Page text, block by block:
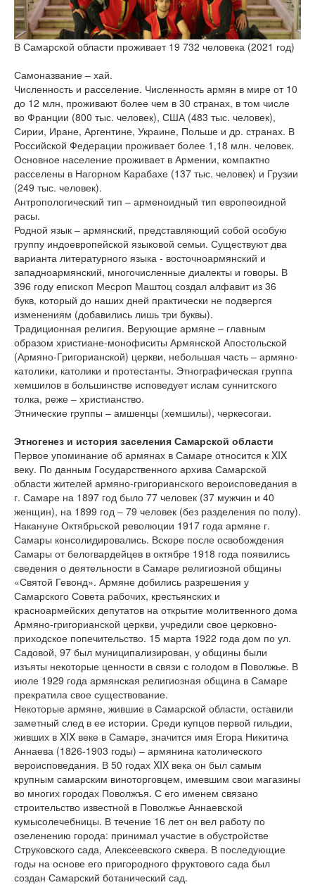
версии сайта
В Самарской области проживает 19 732 человека (2021 год)
Самоназвание – хай.
Численность и расселение. Численность армян в мире от 10
до 12 млн, проживают более чем в 30 странах, в том числе
во Франции (800 тыс. человек), США (483 тыс. человек),
Сирии, Иране, Аргентине, Украине, Польше и др. странах. В
Российской Федерации проживает более 1,18 млн. человек.
Основное население проживает в Армении, компактно
расселены в Нагорном Карабахе (137 тыс. человек) и Грузии
(249 тыс. человек).
Антропологический тип – арменоидный тип европеоидной
расы.
Родной язык – армянский, представляющий собой особую
группу индоевропейской языковой семьи. Существуют два
варианта литературного языка - восточноармянский и
западноармянский, многочисленные диалекты и говоры. В
396 году епископ Месроп Маштоц создал алфавит из 36
букв, который до наших дней практически не подвергся
изменениям (добавились лишь три буквы).
Традиционная религия. Верующие армяне – главным
образом христиане-монофиситы Армянской Апостольской
(Армяно-Григорианской) церкви, небольшая часть – армяно-
католики, католики и протестанты. Этнографическая группа
хемшилов в большинстве исповедует ислам суннитского
толка, реже – христианство.
Этнические группы – амшенцы (хемшилы), черкесогаи.
Этногенез и история заселения Самарской области
Первое упоминание об армянах в Самаре относится к XIX
веку. По данным Государственного архива Самарской
области жителей армяно-григорианского вероисповедания в
г. Самаре на 1897 год было 77 человек (37 мужчин и 40
женщин), на 1899 год – 79 человек (без разделения по полу).
Накануне Октябрьской революции 1917 года армяне г.
Самары консолидировались. Вскоре после освобождения
Самары от белогвардейцев в октябре 1918 года появились
сведения о деятельности в Самаре религиозной общины
«Святой Гевонд». Армяне добились разрешения у
Самарского Совета рабочих, крестьянских и
красноармейских депутатов на открытие молитвенного дома
Армяно-григорианской церкви, учредили свое церковно-
приходское попечительство. 15 марта 1922 года дом по ул.
Садовой, 97 был муниципализирован, у общины были
изъяты некоторые ценности в связи с голодом в Поволжье. В
июле 1929 года армянская религиозная община в Самаре
прекратила свое существование.
Некоторые армяне, жившие в Самарской области, оставили
заметный след в ее истории. Среди купцов первой гильдии,
живших в XIX веке в Самаре, значится имя Егора Никитича
Аннаева (1826-1903 годы) – армянина католического
вероисповедания. В 50 годах XIX века он был самым
крупным самарским виноторговцем, имевшим свои магазины
во многих городах Поволжъя. С его именем связано
строительство известной в Поволжье Аннаевской
кумысолечебницы. В течение 16 лет он вел работу по
озеленению города: принимал участие в обустройстве
Струковского сада, Алексеевского сквера. В последующие
годы на основе его пригородного фруктового сада был
создан Самарский ботанический сад.